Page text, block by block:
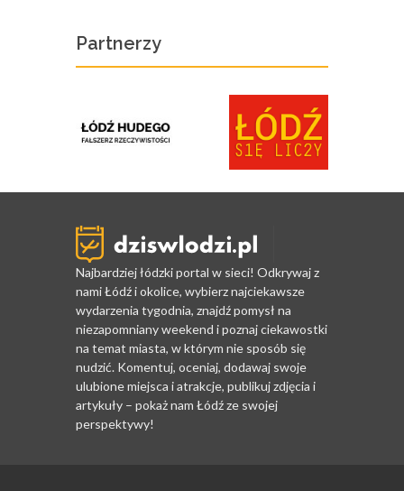
Partnerzy
Najbardziej łódzki portal w sieci! Odkrywaj z
nami Łódź i okolice, wybierz najciekawsze
wydarzenia tygodnia, znajdź pomysł na
niezapomniany weekend i poznaj ciekawostki
na temat miasta, w którym nie sposób się
nudzić. Komentuj, oceniaj, dodawaj swoje
ulubione miejsca i atrakcje, publikuj zdjęcia i
artykuły – pokaż nam Łódź ze swojej
perspektywy!